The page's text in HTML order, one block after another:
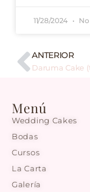
11/28/2024
ANTERIOR
Siguiente
Menú
Wedding Cakes
Bodas
Cursos
La Carta
Galería